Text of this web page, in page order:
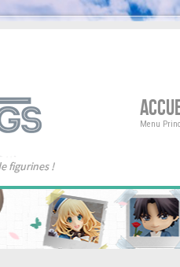
figurines !
Menu